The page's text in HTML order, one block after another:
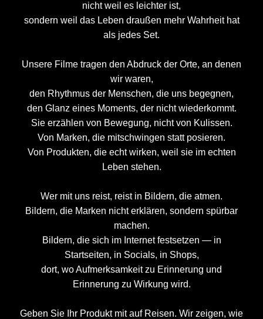
nicht weil es leichter ist,
sondern weil das Leben draußen mehr Wahrheit hat
als jedes Set.
Unsere Filme tragen den Abdruck der Orte, an denen
wir waren,
den Rhythmus der Menschen, die uns begegnen,
den Glanz eines Moments, der nicht wiederkommt.
Sie erzählen von Bewegung, nicht von Kulissen.
Von Marken, die mitschwingen statt posieren.
Von Produkten, die echt wirken, weil sie im echten
Leben stehen.
Wer mit uns reist, reist in Bildern, die atmen.
Bildern, die Marken nicht erklären, sondern spürbar
machen.
Bildern, die sich im Internet festsetzen — in
Startseiten, in Socials, in Shops,
dort, wo Aufmerksamkeit zu Erinnerung und
Erinnerung zu Wirkung wird.
Geben Sie Ihr Produkt mit auf Reisen. Wir zeigen, wie